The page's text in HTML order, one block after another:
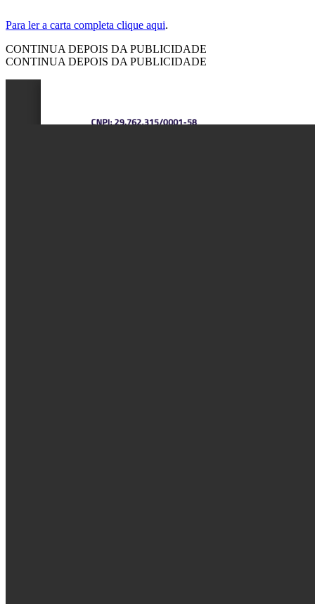
Para ler a carta completa clique aqui.
CONTINUA DEPOIS DA PUBLICIDADE
CONTINUA DEPOIS DA PUBLICIDADE